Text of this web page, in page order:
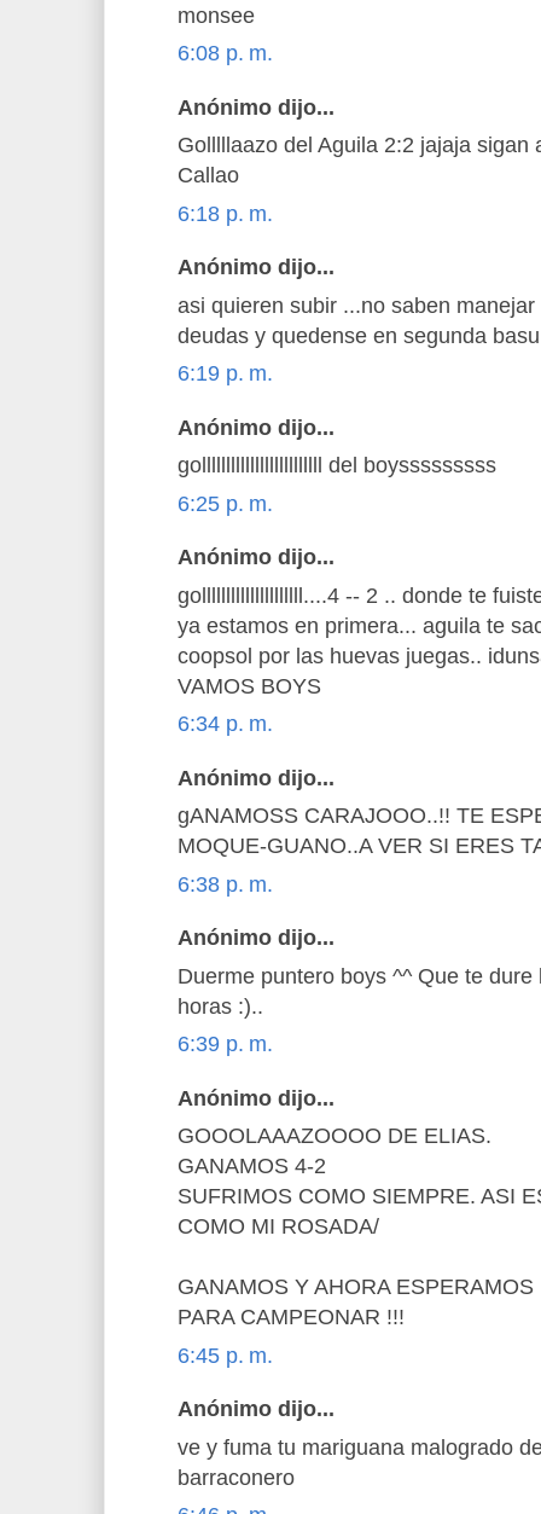
monsee
6:08 p. m.
Anónimo dijo...
Golllllaazo del Aguila 2:2 jajaja sigan
Callao
6:18 p. m.
Anónimo dijo...
asi quieren subir ...no saben
deudas y quedense en segunda
6:19 p. m.
Anónimo dijo...
golllllllllllllllllllllllll del boysssssssss
6:25 p. m.
Anónimo dijo...
golllllllllllllllllllll....4 -- 2 .. donde te
ya estamos en primera... aguila te
coopsol por las huevas juegas..
VAMOS BOYS
6:34 p. m.
Anónimo dijo...
gANAMOSS CARAJOOO..!! TE
MOQUE-GUANO..A VER SI ERES
6:38 p. m.
Anónimo dijo...
Duerme puntero boys ^^ Que te
horas :)..
6:39 p. m.
Anónimo dijo...
GOOOLAAAZOOOO DE ELIAS.
GANAMOS 4-2
SUFRIMOS COMO SIEMPRE. ASI
COMO MI ROSADA/
GANAMOS Y AHORA ESPERAMOS
PARA CAMPEONAR !!!
6:45 p. m.
Anónimo dijo...
ve y fuma tu mariguana malogrado
barraconero